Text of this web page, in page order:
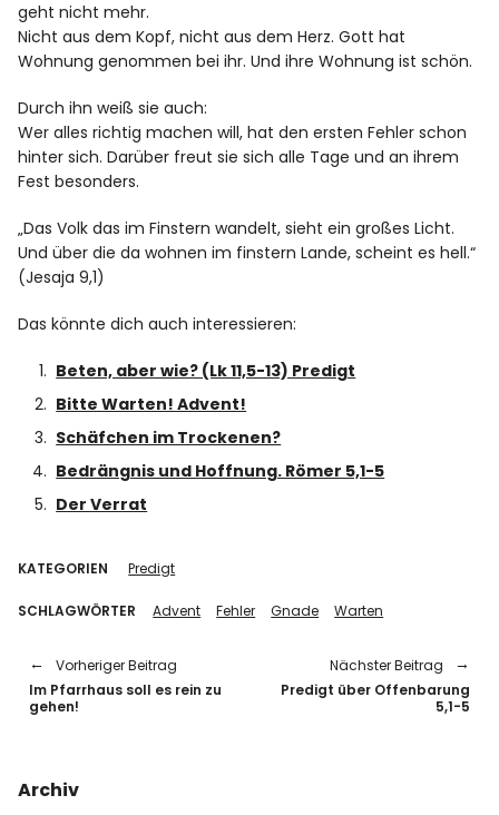
geht nicht mehr.
Nicht aus dem Kopf, nicht aus dem Herz. Gott hat
Wohnung genommen bei ihr. Und ihre Wohnung ist schön.
Durch ihn weiß sie auch:
Wer alles richtig machen will, hat den ersten Fehler schon
hinter sich. Darüber freut sie sich alle Tage und an ihrem
Fest besonders.
„Das Volk das im Finstern wandelt, sieht ein großes Licht.
Und über die da wohnen im finstern Lande, scheint es hell.“
(Jesaja 9,1)
Das könnte dich auch interessieren:
Beten, aber wie? (Lk 11,5-13) Predigt
Bitte Warten! Advent!
Schäfchen im Trockenen?
Bedrängnis und Hoffnung. Römer 5,1-5
Der Verrat
KATEGORIEN Predigt
SCHLAGWÖRTER Advent Fehler Gnade Warten
Vorheriger Beitrag
Im Pfarrhaus soll es rein zu
gehen!
Nächster Beitrag
Predigt über Offenbarung
5,1-5
Archiv